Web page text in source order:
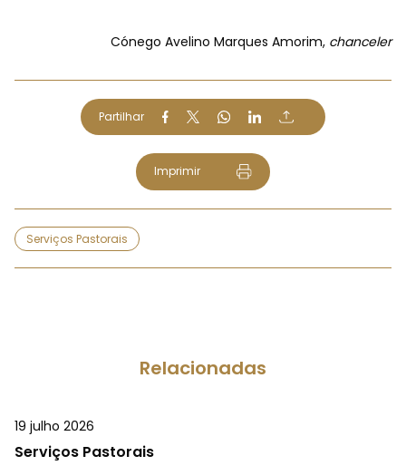
Cónego Avelino Marques Amorim, chanceler
Partilhar
Imprimir
Serviços Pastorais
Relacionadas
19 julho 2026
Serviços Pastorais